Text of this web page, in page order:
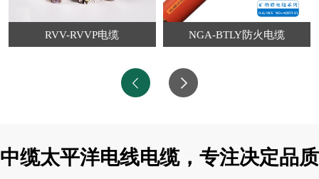
RVV-RVVP电缆 NGA-BTLY防火电缆
中缆太平洋电线电缆，专注决定品质